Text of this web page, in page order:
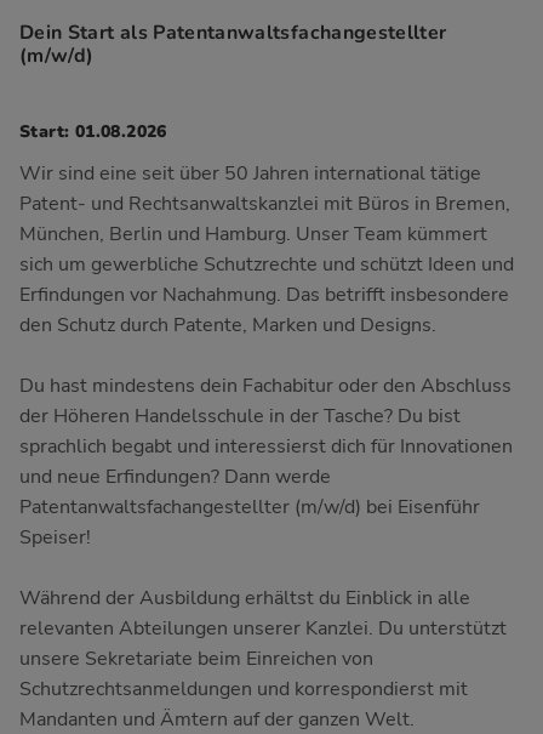
Dein Start als Patentanwaltsfachangestellter
(m/w/d)
Start: 01.08.2026
Wir sind eine seit über 50 Jahren international tätige
Patent- und Rechtsanwaltskanzlei mit Büros in Bremen,
München, Berlin und Hamburg. Unser Team kümmert
sich um gewerbliche Schutzrechte und schützt Ideen und
Erfindungen vor Nachahmung. Das betrifft insbesondere
den Schutz durch Patente, Marken und Designs.
Du hast mindestens dein Fachabitur oder den Abschluss
der Höheren Handelsschule in der Tasche? Du bist
sprachlich begabt und interessierst dich für Innovationen
und neue Erfindungen? Dann werde
Patentanwaltsfachangestellter (m/w/d) bei Eisenführ
Speiser!
Während der Ausbildung erhältst du Einblick in alle
relevanten Abteilungen unserer Kanzlei. Du unterstützt
unsere Sekretariate beim Einreichen von
Schutzrechtsanmeldungen und korrespondierst mit
Mandanten und Ämtern auf der ganzen Welt.